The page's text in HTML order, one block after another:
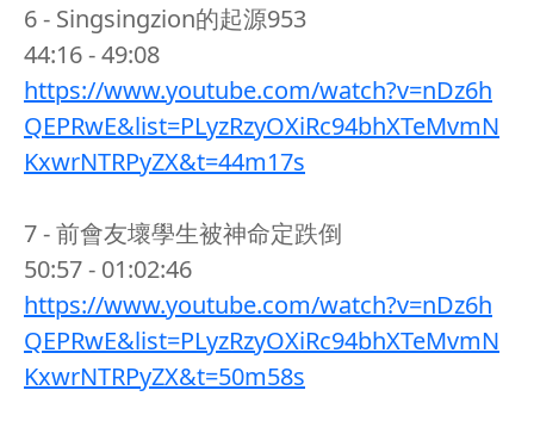
6 - Singsingzion的起源953
44:16 - 49:08
https://www.youtube.com/watch?v=nDz6h
QEPRwE&list=PLyzRzyOXiRc94bhXTeMvmN
KxwrNTRPyZX&t=44m17s
7 - 前會友壞學生被神命定跌倒
50:57 - 01:02:46
https://www.youtube.com/watch?v=nDz6h
QEPRwE&list=PLyzRzyOXiRc94bhXTeMvmN
KxwrNTRPyZX&t=50m58s